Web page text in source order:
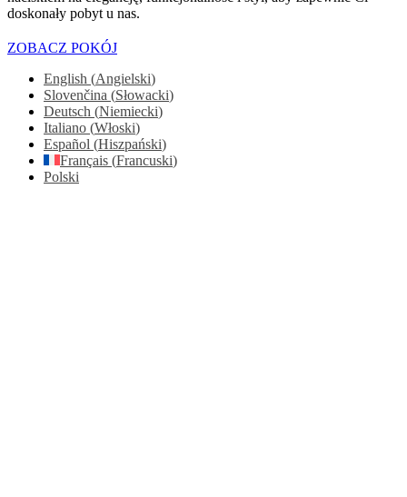
doskonały pobyt u nas.
ZOBACZ POKÓJ
English (Angielski)
Slovenčina (Słowacki)
Deutsch (Niemiecki)
Italiano (Włoski)
Español (Hiszpański)
Français (Francuski)
Polski